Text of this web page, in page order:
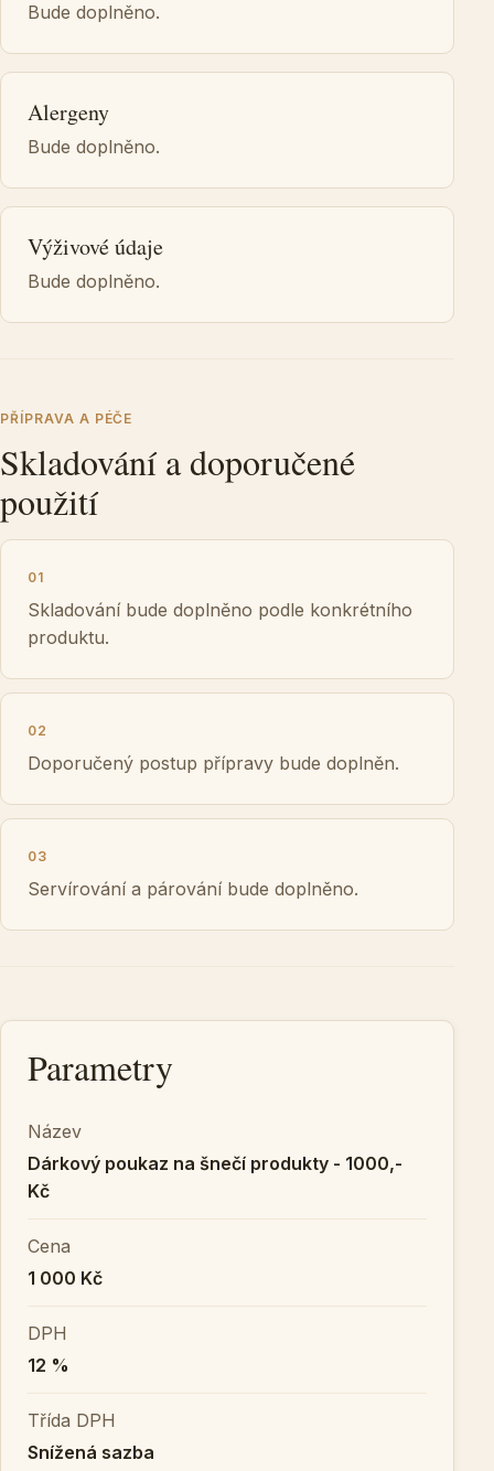
Bude doplněno.
Alergeny
Bude doplněno.
Výživové údaje
Bude doplněno.
PŘÍPRAVA A PÉČE
Skladování a doporučené
použití
01
Skladování bude doplněno podle konkrétního
produktu.
02
Doporučený postup přípravy bude doplněn.
03
Servírování a párování bude doplněno.
Parametry
Název
Dárkový poukaz na šnečí produkty - 1000,-
Kč
Cena
1 000 Kč
DPH
12 %
Třída DPH
Snížená sazba